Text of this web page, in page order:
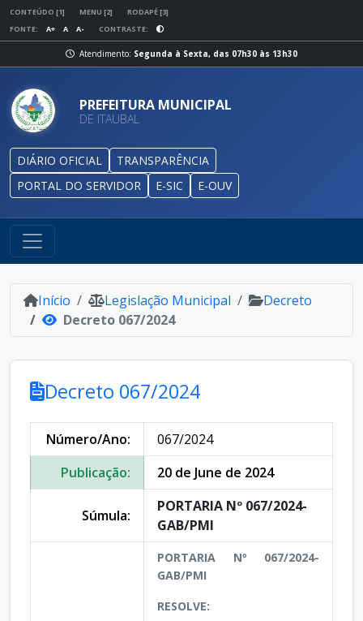
CONTEÚDO [1] MENU [2]
RODAPÉ [3]
FONTE:
A+ A A- CONTRASTE:
Atendimento: Segunda à Sexta, das 07h30 às 13h30
PREFEITURA MUNICIPAL
DE ITAUBAL
DIÁRIO OFICIAL
TRANSPARÊNCIA
PORTAL DO SERVIDOR
E-SIC E-OUV
Início Legislação Municipal
Decreto
Decreto 067/2024
Decreto 067/2024
Número/Ano:
067/2024
Publicação:
20 de June de 2024
Súmula:
PORTARIA Nº 067/2024-
GAB/PMI
PORTARIA Nº 067/2024-
GAB/PMI
RESOLVE: